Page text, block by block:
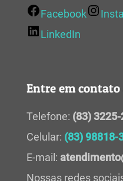
Facebook
LinkedIn
Entre em contato
Telefone: (83)
Celular: (83) 98818-
E-mail:
Nossas redes